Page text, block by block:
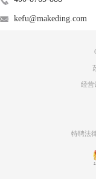
kefu@makeding.com
经营
特聘法